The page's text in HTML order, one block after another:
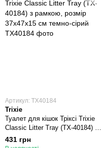
Артикул: TX40184
Trixie
Туалет для кішок Тріксі Trixie
Classic Litter Tray (TX-40184) з
рамкою, розмір 37x47x15 см
темно-сірий
431 грн